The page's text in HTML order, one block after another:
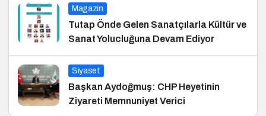
Magazin
Tutap Önde Gelen Sanatçılarla Kültür ve
Sanat Yolucluğuna Devam Ediyor
Siyaset
Başkan Aydoğmuş: CHP Heyetinin
Ziyareti Memnuniyet Verici